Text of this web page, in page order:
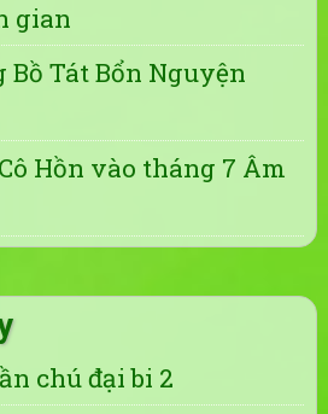
gian
Tát Bổn Nguyện
Hồn vào tháng 7 Âm
chú đại bi 2